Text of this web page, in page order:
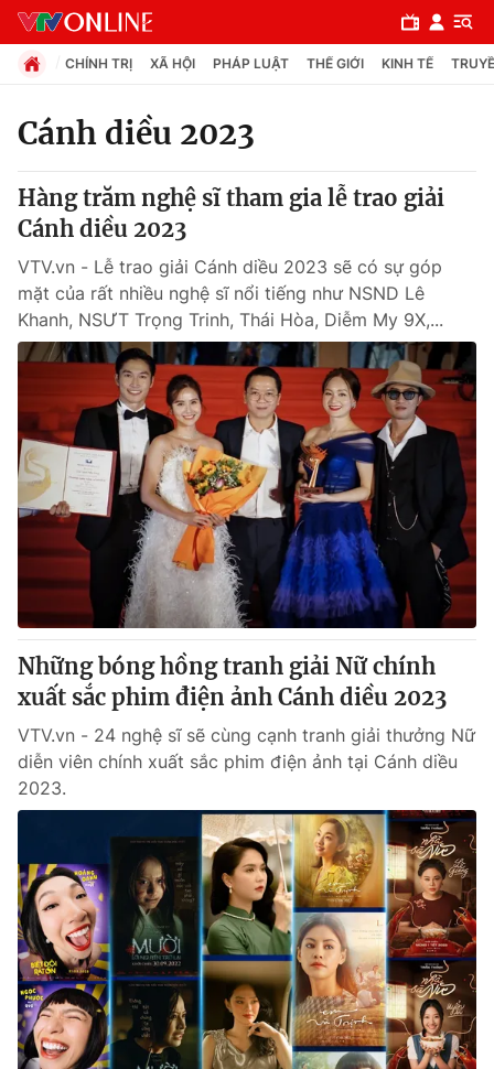
Chuyên mục
Chính trị
Xã hội
Pháp luật
Y tế
Thế giới
Tin tức
Thế giới đó đây
Câu chuyện quốc tế
Kinh tế
Tài chính
Thị trường
Góc doanh nghiệp
Dữ liệu và đời sống
Truyền hình
Hậu trường
Nhân vật
Giải sao mai
Giải trí
Điện ảnh
Sao
Đời sống
Làm đẹp
Chất lượng cuộc sống
Giáo dục
Tuyển sinh
Học trực tuyến
Công nghệ
Hitech Công nghệ tương lai
Sản phẩm
Thị trường
Giao lưu trực tuyến
Lịch phát sóng
CHÍNH TRỊ XÃ HỘI PHÁP LUẬT THẾ GIỚI KINH TẾ
Cánh diều 2023
Hàng trăm nghệ sĩ tham gia lễ trao giải
Cánh diều 2023
VTV.vn - Lễ trao giải Cánh diều 2023 sẽ có sự góp
mặt của rất nhiều nghệ sĩ nổi tiếng như NSND Lê
Khanh, NSƯT Trọng Trinh, Thái Hòa, Diễm My 9X,...
Những bóng hồng tranh giải Nữ chính
xuất sắc phim điện ảnh Cánh diều 2023
VTV.vn - 24 nghệ sĩ sẽ cùng cạnh tranh giải thưởng Nữ
diễn viên chính xuất sắc phim điện ảnh tại Cánh diều
2023.